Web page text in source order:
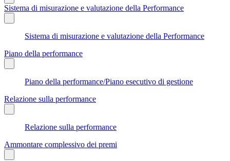
Sistema di misurazione e valutazione della Performance
Sistema di misurazione e valutazione della Performance
Piano della performance
Piano della performance/Piano esecutivo di gestione
Relazione sulla performance
Relazione sulla performance
Ammontare complessivo dei premi